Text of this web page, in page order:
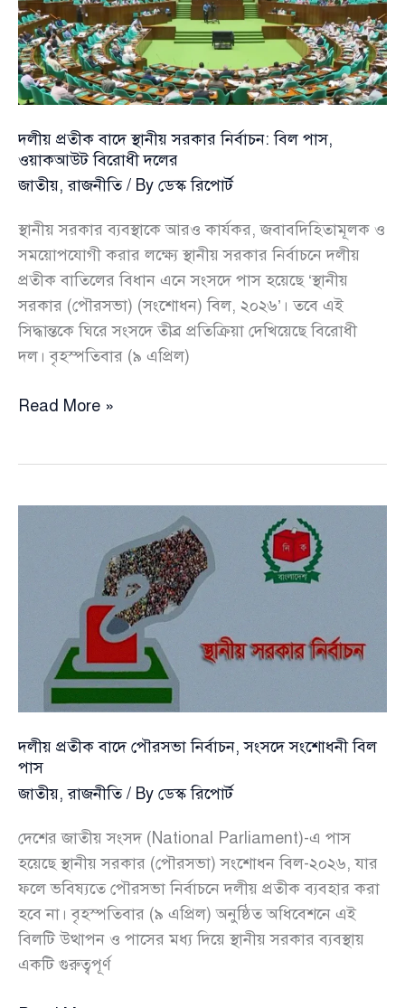
আশ্বাস
দলীয় প্রতীক বাদে স্থানীয় সরকার নির্বাচন: বিল পাস,
ওয়াকআউট বিরোধী দলের
জাতীয়,রাজনীতি/ By ডেস্ক রিপোর্ট
স্থানীয় সরকার ব্যবস্থাকে আরও কার্যকর, জবাবদিহিতামূলক ও
সময়োপযোগী করার লক্ষ্যে স্থানীয় সরকার নির্বাচনে দলীয়
প্রতীক বাতিলের বিধান এনে সংসদে পাস হয়েছে ‘স্থানীয়
সরকার (পৌরসভা) (সংশোধন) বিল, ২০২৬’। তবে এই
সিদ্ধান্তকে ঘিরে সংসদে তীব্র প্রতিক্রিয়া দেখিয়েছে বিরোধী
দল। বৃহস্পতিবার (৯ এপ্রিল)
দলীয়
সরকার
ওয়াকআউট
Read More »
দলীয় প্রতীক বাদে পৌরসভা নির্বাচন, সংসদে সংশোধনী বিল
পাস
জাতীয়,রাজনীতি/ By ডেস্ক রিপোর্ট
দেশের জাতীয় সংসদ (National Parliament)-এ পাস
হয়েছে স্থানীয় সরকার (পৌরসভা) সংশোধন বিল-২০২৬, যার
ফলে ভবিষ্যতে পৌরসভা নির্বাচনে দলীয় প্রতীক ব্যবহার করা
হবে না। বৃহস্পতিবার (৯ এপ্রিল) অনুষ্ঠিত অধিবেশনে এই
বিলটি উত্থাপন ও পাসের মধ্য দিয়ে স্থানীয় সরকার ব্যবস্থায়
একটি গুরুত্বপূর্ণ